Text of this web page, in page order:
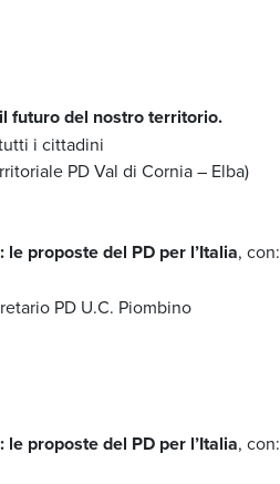
futuro del nostro territorio.
i cittadini
PD Val di Cornia – Elba)
proposte del PD per l’Italia, con:
PD U.C. Piombino
proposte del PD per l’Italia, con: